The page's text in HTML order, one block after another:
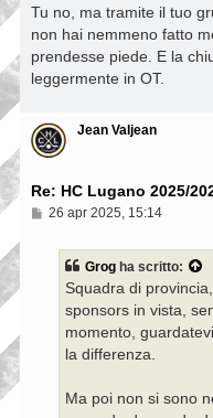
Tu no, ma tramite il tuo
non hai nemmeno fatto
prendesse piede. E la
leggermente in OT.
Jean Valjean
Re: HC Lugano 2025/
M
26 apr 2025, 15:14
Grog ha scritto:
Squadra di
sponsors in vista,
momento,
la differenza.
Ma poi non si sono